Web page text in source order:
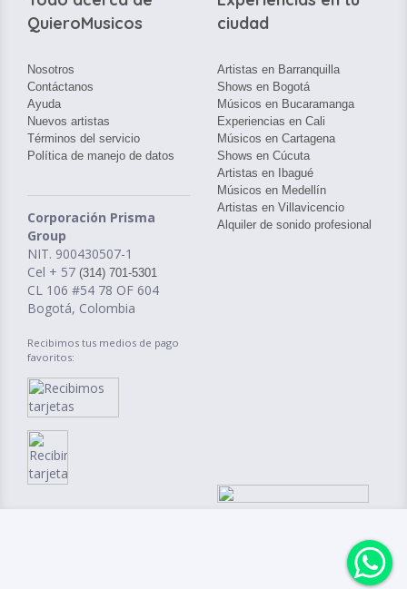
QuieroMusicos
Nosotros
Contáctanos
Ayuda
Nuevos artistas
Términos del servicio
Política de manejo de datos
Corporación Prisma
Group
NIT. 900430507-1
Cel + 57 (314) 701-5301
CL 106 #54 78 OF 604
Bogotá, Colombia
Recibimos tus medios de pago
favoritos:
ciudad
Artistas en Barranquilla
Shows en Bogotá
Músicos en Bucaramanga
Experiencias en Cali
Músicos en Cartagena
Shows en Cúcuta
Artistas en Ibagué
Músicos en Medellín
Artistas en Villavicencio
Alquiler de sonido profesional